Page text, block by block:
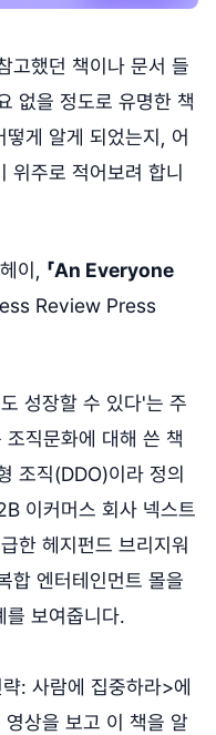
고했던 책이나 문서 들
없을 정도로 유명한 책
게 알게 되었는지, 어
위주로 적어보려 합니
이, 「An Everyone
Review Press
성장할 수 있다'는 주
직문화에 대해 쓴 책
조직(DDO)이라 정의
이커머스 회사 넥스트
한 헤지펀드 브리지워
합 엔터테인먼트 몰을
를 보여줍니다.
: 사람에 집중하라>에
상을 보고 이 책을 알